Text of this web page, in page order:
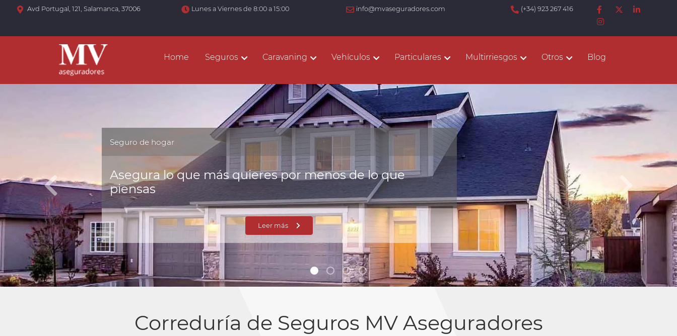
Avd Portugal, 121, Salamanca, 37006 Lunes a Viernes de 8:00 a 15:00 info@mvaseguradores.com (+34) 923 267 416
Home Seguros Caravaning Vehículos Particulares Multirriesgos Otros Blog
Seguro de hogar
Asegura lo que más quieres por menos de lo que
piensas
Leer más
Anterior
Correduría de Seguros MV Aseguradores